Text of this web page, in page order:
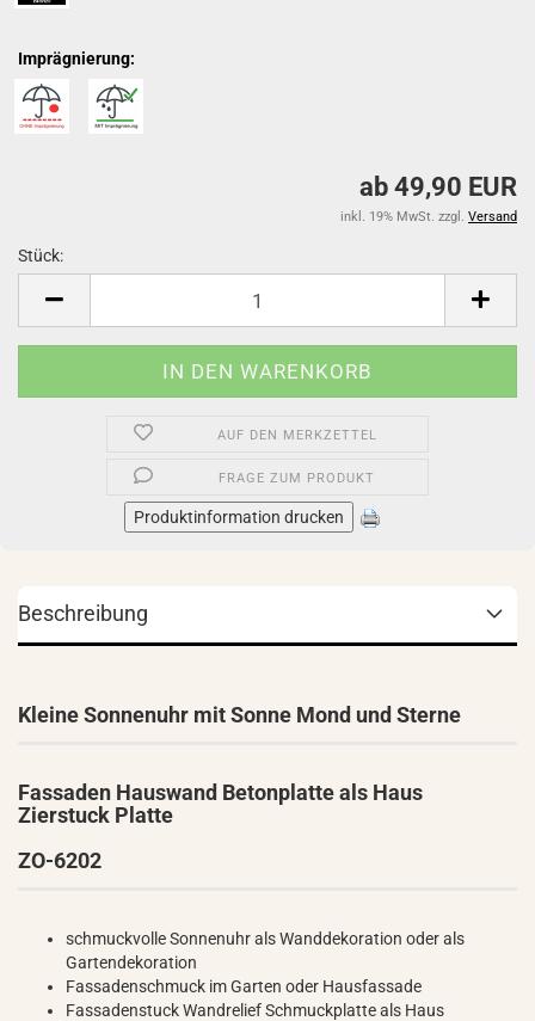
Imprägnierung:
ab 49,90 EUR
inkl. 19% MwSt. zzgl. Versand
Stück:
AUF DEN MERKZETTEL
FRAGE ZUM PRODUKT
Produktinformation drucken
Beschreibung
Kleine Sonnenuhr mit Sonne Mond und Sterne
Fassaden Hauswand Betonplatte als Haus
Zierstuck Platte
ZO-6202
schmuckvolle Sonnenuhr als Wanddekoration oder als
Gartendekoration
Fassadenschmuck im Garten oder Hausfassade
Fassadenstuck Wandrelief Schmuckplatte als Haus